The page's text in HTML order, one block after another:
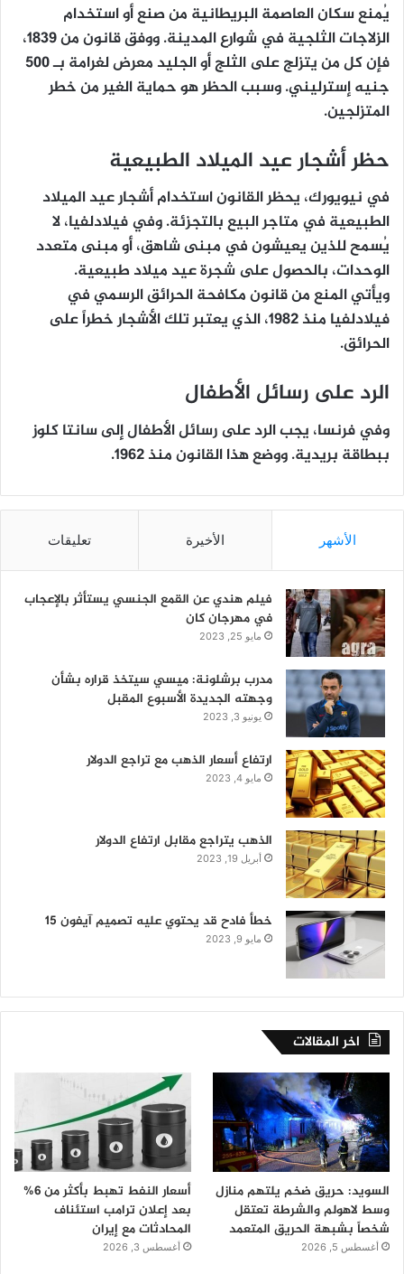
يُمنع سكان العاصمة البريطانية من صنع أو استخدام
الزلاجات الثلجية في شوارع المدينة. ووفق قانون من 1839،
فإن كل من يتزلج على الثلج أو الجليد معرض لغرامة بـ 500
جنيه إسترليني. وسبب الحظر هو حماية الغير من خطر
المتزلجين.
حظر أشجار عيد الميلاد الطبيعية
في نيويورك، يحظر القانون استخدام أشجار عيد الميلاد
الطبيعية في متاجر البيع بالتجزئة. وفي فيلادلفيا، لا
يُسمح للذين يعيشون في مبنى شاهق، أو مبنى متعدد
الوحدات، بالحصول على شجرة عيد ميلاد طبيعية.
ويأتي المنع من قانون مكافحة الحرائق الرسمي في
فيلادلفيا منذ 1982، الذي يعتبر تلك الأشجار خطراً على
الحرائق.
الرد على رسائل الأطفال
وفي فرنسا، يجب الرد على رسائل الأطفال إلى سانتا كلوز
ببطاقة بريدية. ووضع هذا القانون منذ 1962.
الأشهر الأخيرة تعليقات
فيلم هندي عن القمع الجنسي يستأثر بالإعجاب
في مهرجان كان
مايو 25, 2023
مدرب برشلونة: ميسي سيتخذ قراره بشأن
وجهته الجديدة الأسبوع المقبل
يونيو 3, 2023
ارتفاع أسعار الذهب مع تراجع الدولار
مايو 4, 2023
الذهب يتراجع مقابل ارتفاع الدولار
أبريل 19, 2023
خطأ فادح قد يحتوي عليه تصميم آيفون 15
مايو 9, 2023
اخر المقالات
السويد: حريق ضخم يلتهم منازل
وسط لاهولم والشرطة تعتقل
شخصاً بشبهة الحريق المتعمد
أغسطس 5, 2026
أسعار النفط تهبط بأكثر من 6%
بعد إعلان ترامب استئناف
المحادثات مع إيران
أغسطس 3, 2026